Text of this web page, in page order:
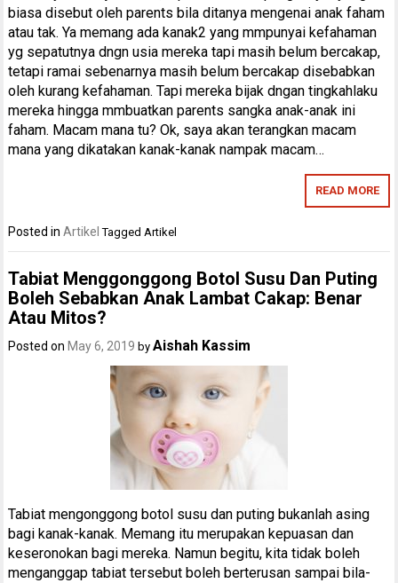
biasa disebut oleh parents bila ditanya mengenai anak faham
atau tak. Ya memang ada kanak2 yang mmpunyai kefahaman
yg sepatutnya dngn usia mereka tapi masih belum bercakap,
tetapi ramai sebenarnya masih belum bercakap disebabkan
oleh kurang kefahaman. Tapi mereka bijak dngan tingkahlaku
mereka hingga mmbuatkan parents sangka anak-anak ini
faham. Macam mana tu? Ok, saya akan terangkan macam
mana yang dikatakan kanak-kanak nampak macam…
READ MORE
Posted inArtikel Tagged Artikel
Tabiat Menggonggong Botol Susu Dan Puting
Boleh Sebabkan Anak Lambat Cakap: Benar
Atau Mitos?
Posted on May 6, 2019 byAishah Kassim
Tabiat mengonggong botol susu dan puting bukanlah asing
bagi kanak-kanak. Memang itu merupakan kepuasan dan
keseronokan bagi mereka. Namun begitu, kita tidak boleh
menganggap tabiat tersebut boleh berterusan sampai bila-